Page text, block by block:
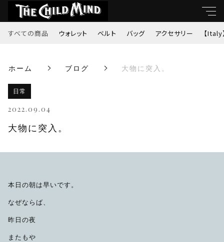
すべての商品 ウォレット ベルト バッグ アクセサリー 【Italy
ホーム ブログ 大物に突入。
日常
2022.09.04
大物に突入。
本日の朝は早いです。
なぜならば、
昨日の夜
またもや
すべて
バッグ
子カテゴリ
並び順